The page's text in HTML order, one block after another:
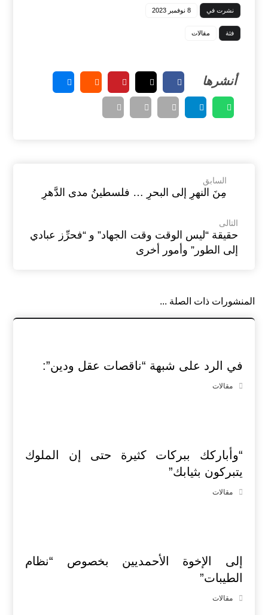
نشرت في 8 نوفمبر 2023
فئة مقالات
السابق
مِنَ النهرِ إلى البحرِ … فلسطينُ مدى الدَّهرِ
التالى
حقيقة “ليس الوقت وقت الجهاد” و “فحرِّز عبادي
إلى الطور” وأمور أخرى
المنشورات ذات الصلة ...
في الرد على شبهة “ناقصات عقل ودين”:
مقالات
“وأباركك ببركات كثيرة حتى إن الملوك
يتبركون بثيابك”
مقالات
إلى الإخوة الأحمديين بخصوص “نظام
الطيبات”
مقالات